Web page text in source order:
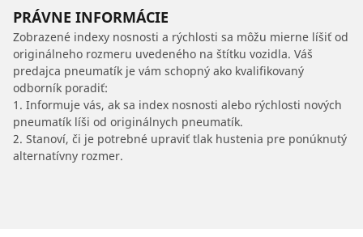
PRÁVNE INFORMÁCIE
Zobrazené indexy nosnosti a rýchlosti sa môžu mierne líšiť od
originálneho rozmeru uvedeného na štítku vozidla. Váš
predajca pneumatík je vám schopný ako kvalifikovaný
odborník poradiť:
1. Informuje vás, ak sa index nosnosti alebo rýchlosti nových
pneumatík líši od originálnych pneumatík.
2. Stanoví, či je potrebné upraviť tlak hustenia pre ponúknutý
alternatívny rozmer.